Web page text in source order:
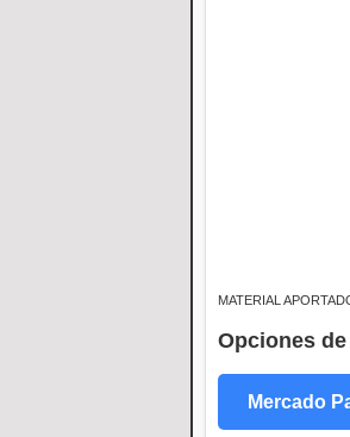
MATERIAL
Opciones
Mercado